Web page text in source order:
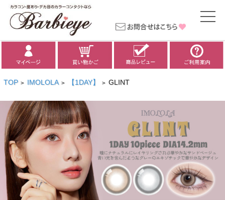
TOP > IMOLOLA > 【1DAY】 > GLINT